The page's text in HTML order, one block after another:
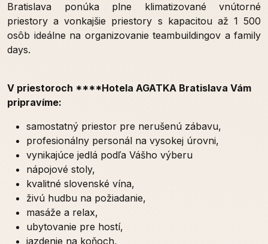
Bratislava ponúka plne klimatizované vnútorné
priestory a vonkajšie priestory s kapacitou až 1 500
osôb ideálne na organizovanie teambuildingov a family
days.
V priestoroch ****Hotela AGATKA Bratislava Vám
pripravíme:
samostatný priestor pre nerušenú zábavu,
profesionálny personál na vysokej úrovni,
vynikajúce jedlá podľa Vášho výberu
nápojové stoly,
kvalitné slovenské vína,
živú hudbu na požiadanie,
masáže a relax,
ubytovanie pre hostí,
jazdenie na koňoch,